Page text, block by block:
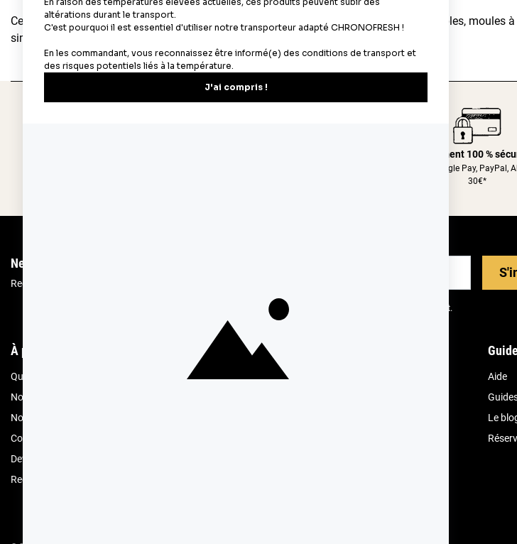
Cercles à pâtisserie, poche à douille, pâte à sucre, additifs alimentaires, décors comestibles,
simples, comme les plus compliquées, se trouve sur
Paiement 100 %
CB, Apple&Google Pay, PayPal,
30€*
Newsletter
Recevez les recettes, astuces et offres spéciales.
Vous pourrez vous désinscrire depuis votre espace client.
À propos de Cerf Dellier
Qui sommes nous
Nos engagements RSE
Nos magasins
Compte professionnel
Devenez revendeur
Recrutement
Votre commande
Mon compte
Aide
Le